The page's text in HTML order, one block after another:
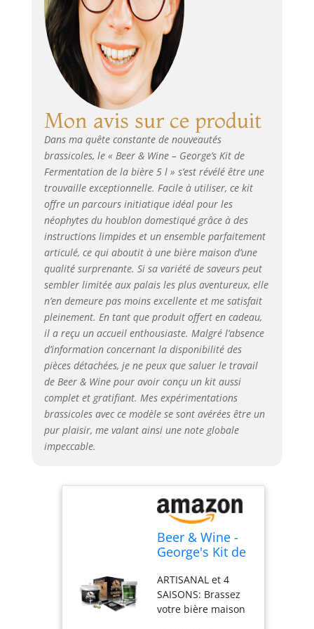
produits adaptés à
ceux qui veulent
commencer
immédiatement à
produire leurs
premières
artisanale sera un
jeu d'enfant.
L'achat d'un extrait
de malt prêt à
l'emploi est souvent
la première étape
pour ceux qui se
lancent dans la
production de bière
à domicile, la
solution idéale pour
expérimenter avec
les équipements et
techniques les plus
courants tout en
utilisant des
ingrédients de
haute qualité.
CARACTÉRISTIQUES:
Avec cet extrait de
malt, vous pouvez
produire jusqu'à 5
levure spécifique
incluse. De plus,
notre malt ne
nécessite pas de
la première
fermentation : ils
sont déjà inclus.
Mon avis sur ce produit
Dans ma quête constante de nouveautés
brassicoles, le « Beer & Wine – George’s Kit de
Fermentation de la bière 5 l » s’est révélé être une
trouvaille exceptionnelle. Facile à utiliser, ce kit
offre un parcours initiatique idéal pour les
néophytes du houblon domestiqué grâce à des
instructions limpides et un ensemble parfaitement
articulé, ce qui aboutit à une bière maison d’une
qualité surprenante. Si sa variété de saveurs peut
sembler limitée aux palais les plus aventureux, elle
n’en demeure pas moins excellente et me satisfait
pleinement. En tant que produit offert en cadeau,
il a reçu un accueil enthousiaste. Malgré l’absence
d’information concernant la disponibilité des
pièces détachées, je ne peux que saluer le travail
de Beer & Wine pour avoir conçu un kit aussi
complet et gratifiant. Mes expérimentations
brassicoles avec ce modèle se sont avérées être un
pur plaisir, me valant ainsi une note globale
impeccable.
Beer & Wine -
George's Kit de
de la bière 5 l -
Bière Artisanale
Maison - Kit de
ARTISANAL et 4
SAISONS: Brassez
votre bière maison